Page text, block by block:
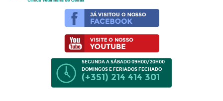
SEGUNDA A SÁBADO 09H00/20H00
DOMINGOS E FERIADOS FECHADO
(+351) 214 414 301